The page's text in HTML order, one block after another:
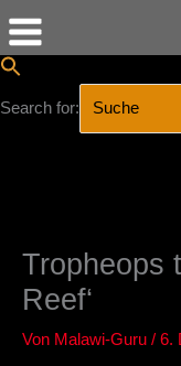
Search for:
Tropheops
Reef‘
Von Malawi-Guru / 6.